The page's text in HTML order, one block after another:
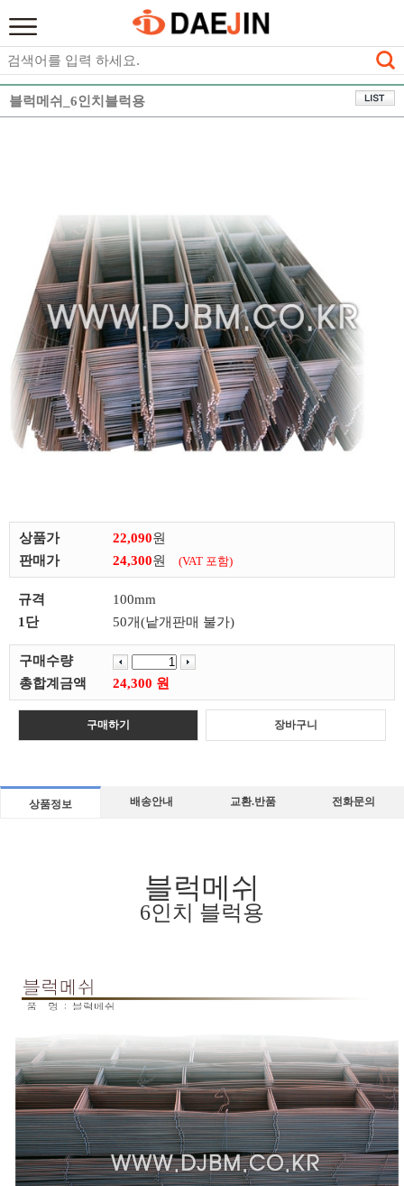
블럭메쉬_6인치블럭용
상품가 22,090원
판매가
24,300원 (VAT 포함)
규격
100mm
1단
50개(낱개판매 불가)
구매수량
총합계금액
24,300 원
구매하기 장바구니
상품정보 배송안내 교환.반품 전화문의
블럭메쉬
6인치 블럭용